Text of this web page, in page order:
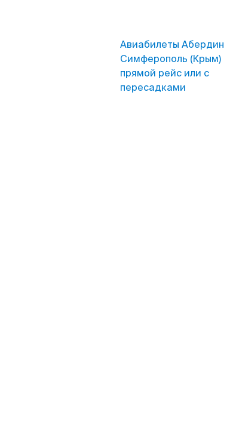
Авиабилеты Абердин
Симферополь (Крым)
прямой рейс или с
пересадками